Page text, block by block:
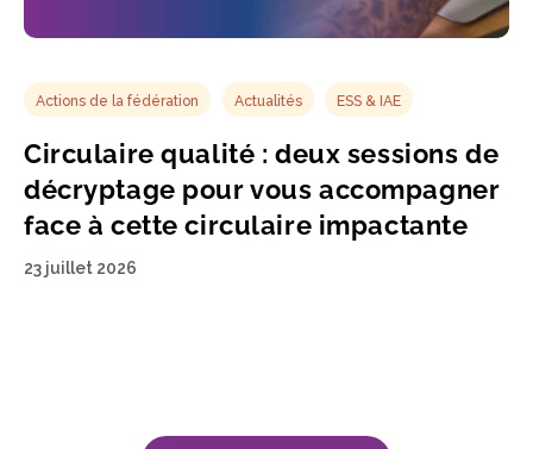
Actions de la fédération Actualités ESS & IAE
Circulaire qualité : deux sessions de
décryptage pour vous accompagner
face à cette circulaire impactante
23 juillet 2026